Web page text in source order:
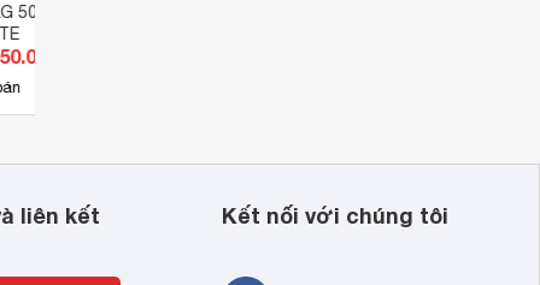
50 inch 4K
đ
liên kết Kết nối với chúng tôi